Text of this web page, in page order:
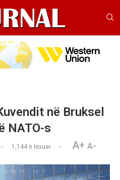
në Bruksel
NATO-s
1,144 e lexuar A+ A-